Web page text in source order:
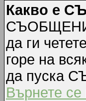
Какво е
да ги
горе на
да пуска
Върнете се